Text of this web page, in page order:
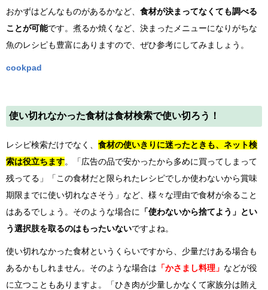
おかずはどんなものがあるかなど、 食材が決まってなくても調べる
ことが可能です。煮るか焼くなど、決まったメニューになりがちな
魚のレシピも豊富にありますので、ぜひ参考にしてみましょう。
cookpad
使い切れなかった食材は食材検索で使い切ろう！
レシピ検索だけでなく、 食材の使いきりに迷ったときも、ネット検
索は役立ちます。「広告の品で安かったから多めに買ってしまって
残ってる」「この食材だと限られたレシピでしか使わないから賞味
期限までに使い切れなさそう」など、様々な理由で食材が余ること
はあるでしょう。そのような場合に
「使わないから捨てよう」とい
う選択肢を取るのはもったいないですよね。
使い切れなかった食材というくらいですから、少量だけある場合も
あるかもしれません。そのような場合は 「かさまし料理」 などが役
に立つこともありますよ。「ひき肉が少量しかなくて家族分は賄え